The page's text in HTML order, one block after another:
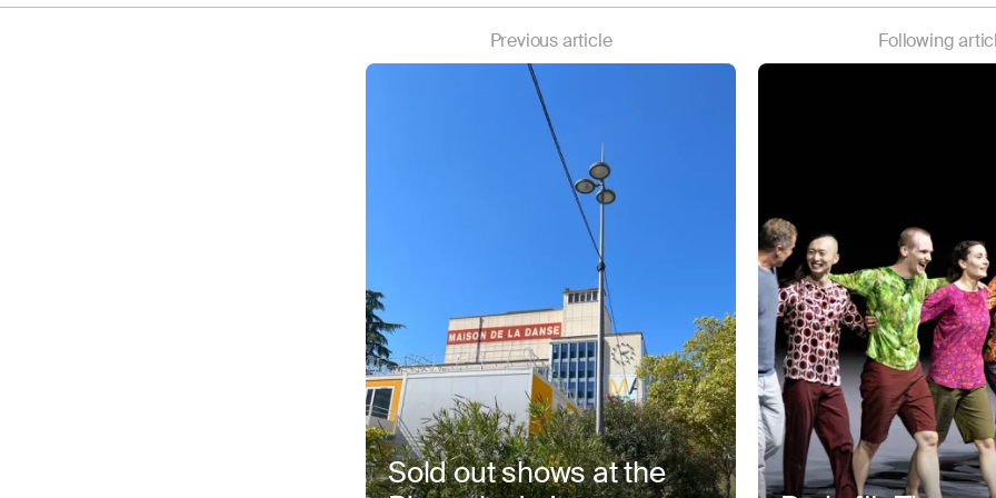
Previous article
Sold out shows at the
Following